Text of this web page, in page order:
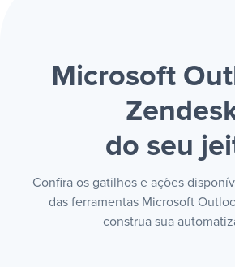
Microsoft
do seu
Confira os gatilhos e ações
das ferramentas Microsoft
construa sua